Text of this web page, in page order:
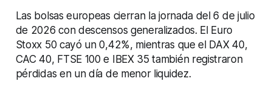
Las bolsas europeas cierran la jornada del 6 de julio
de 2026 con descensos generalizados. El Euro
Stoxx 50 cayó un 0,42%, mientras que el DAX 40,
CAC 40, FTSE 100 e IBEX 35 también registraron
pérdidas en un día de menor liquidez.